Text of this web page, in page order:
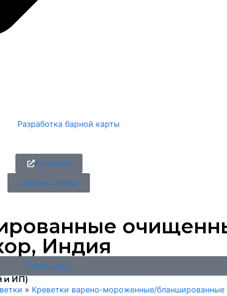
Разработка барной карты
Клиентам
Оставить заявку
Индия
Узнать цену
и ИП)
» Креветки варено-мороженные/бланшированные